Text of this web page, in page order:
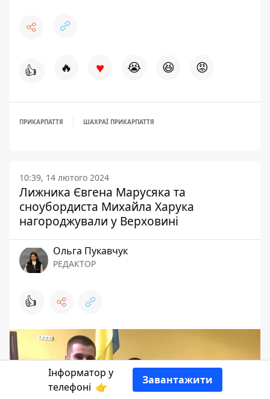
👍 🔥 ♥ 😭 😆 😡
ПРИКАРПАТТЯ ШАХРАЇ ПРИКАРПАТТЯ
10:39, 14 лютого 2024
Лижника Євгена Марусяка та
сноубордиста Михайла Харука
нагороджували у Верховині
Ольга Пукавчук
РЕДАКТОР
👍
Інформатор у
телефоні 👉
Завантажити